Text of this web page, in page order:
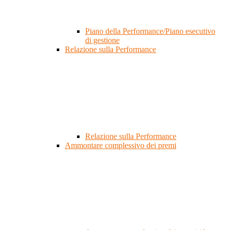
Piano della Performance/Piano esecutivo
di gestione
Relazione sulla Performance
Relazione sulla Performance
Ammontare complessivo dei premi